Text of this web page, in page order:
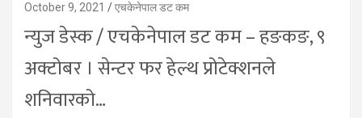
October 9, 2021 एचकेनेपाल डट कम
न्युज डेस्क / एचकेनेपाल डट कम – हङकङ, ९
अक्टोबर । सेन्टर फर हेल्थ प्रोटेक्शनले
शनिवारको…